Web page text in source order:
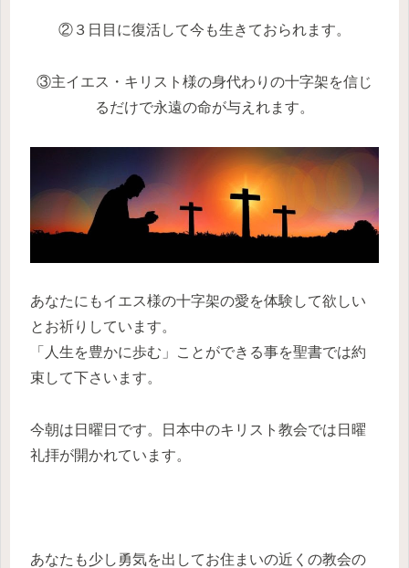
②３日目に復活して今も生きておられます。
③主イエス・キリスト様の身代わりの十字架を信じ
るだけで永遠の命が与えれます。
あなたにもイエス様の十字架の愛を体験して欲しい
とお祈りしています。
「人生を豊かに歩む」ことができる事を聖書では約
束して下さいます。
今朝は日曜日です。日本中のキリスト教会では日曜
礼拝が開かれています。
あなたも少し勇気を出してお住まいの近くの教会の